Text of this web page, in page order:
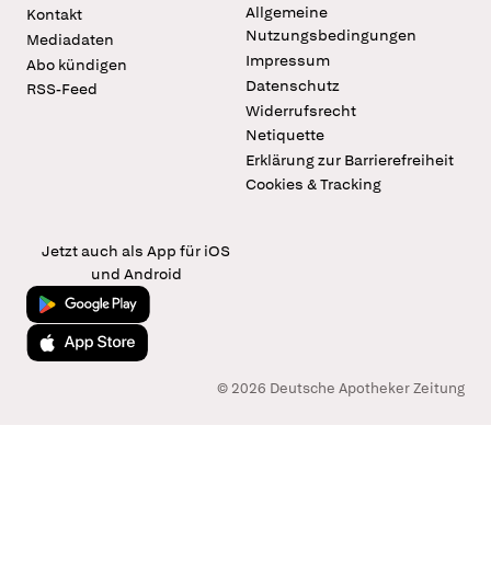
Kontakt
Mediadaten
Abo kündigen
RSS-Feed
Allgemeine
Nutzungsbedingungen
Impressum
Datenschutz
Widerrufsrecht
Netiquette
Erklärung zur Barrierefreiheit
Cookies & Tracking
Jetzt auch als App für iOS
und Android
Jetzt bei Google Play
Laden im App Store
© 2026 Deutsche Apotheker Zeitung